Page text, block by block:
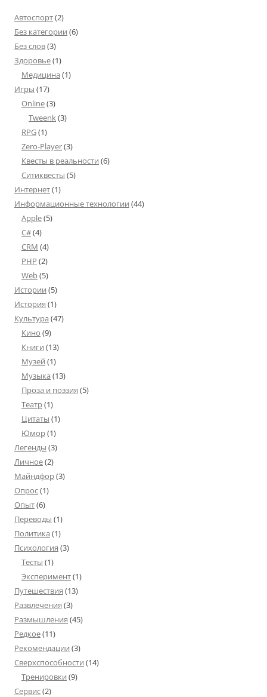
Автоспорт(2)
Без категории (6)
Без слов(3)
Здоровье(1)
Медицина (1)
Игры (17)
Online(3)
Tweenk(3)
RPG(1)
Zero-Player(3)
Квесты в реальности (6)
Ситиквесты (5)
Интернет(1)
Информационные технологии (44)
Apple(5)
C#(4)
CRM (4)
PHP (2)
Web(5)
Истории (5)
История (1)
Культура (47)
Кино (9)
Книги (13)
Музей (1)
Музыка (13)
Проза и поэзия (5)
Театр(1)
Цитаты (1)
Юмор(1)
Легенды (3)
Личное(2)
Майндфор(3)
Опрос(1)
Опыт(6)
Переводы (1)
Политика (1)
Психология (3)
Тесты (1)
Эксперимент(1)
Путешествия (13)
Развлечения (3)
Размышления (45)
Редкое(11)
Рекомендации (3)
Сверхспособности (14)
Тренировки (9)
Сервис(2)